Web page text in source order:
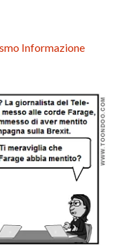
Informazione